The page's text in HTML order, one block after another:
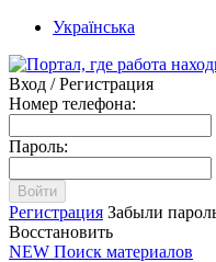
Українська
Вход / Регистрация
Номер телефона:
Пароль:
Войти
Регистрация Забыли
Восстановить
NEW Поиск материалов